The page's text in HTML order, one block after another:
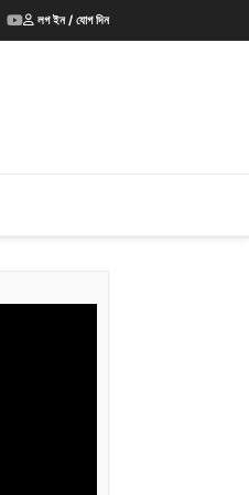
লগ ইন / যোগ দিন